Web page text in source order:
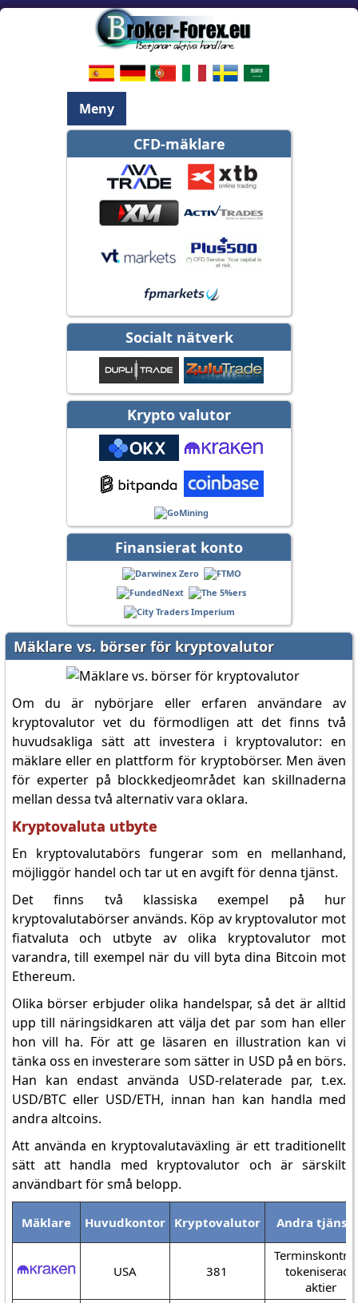
Meny
CFD-mäklare
Socialt nätverk
Krypto valutor
Finansierat konto
Mäklare vs. börser för kryptovalutor
Om du är nybörjare eller erfaren användare av
kryptovalutor vet du förmodligen att det finns två
huvudsakliga sätt att investera i kryptovalutor: en
mäklare eller en plattform för kryptobörser. Men även
för experter på blockkedjeområdet kan skillnaderna
mellan dessa två alternativ vara oklara.
Kryptovaluta utbyte
En kryptovalutabörs fungerar som en mellanhand,
möjliggör handel och tar ut en avgift för denna tjänst.
Det finns två klassiska exempel på hur
kryptovalutabörser används. Köp av kryptovalutor mot
fiatvaluta och utbyte av olika kryptovalutor mot
varandra, till exempel när du vill byta dina Bitcoin mot
Ethereum.
Olika börser erbjuder olika handelspar, så det är alltid
upp till näringsidkaren att välja det par som han eller
hon vill ha. För att ge läsaren en illustration kan vi
tänka oss en investerare som sätter in USD på en börs.
Han kan endast använda USD-relaterade par, t.ex.
USD/BTC eller USD/ETH, innan han kan handla med
andra altcoins.
Att använda en kryptovalutaväxling är ett traditionellt
sätt att handla med kryptovalutor och är särskilt
användbart för små belopp.
Mäklare Huvudkontor Kryptovalutor Andra
USA 381
tokeniserade
aktier